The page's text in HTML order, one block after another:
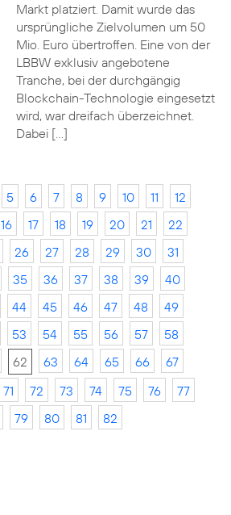
Markt platziert. Damit wurde das
ursprüngliche Zielvolumen um 50
Mio. Euro übertroffen. Eine von der
LBBW exklusiv angebotene
Tranche, bei der durchgängig
Blockchain-Technologie eingesetzt
wird, war dreifach überzeichnet.
Dabei […]
5 6 7 8 9 10 11
12
16 17 18 19 20 21
22
26 27 28 29 30
31
35 36 37 38 39
40
44 45 46 47 48
49
53 54 55 56 57
58
62 63 64 65 66
67
71 72 73 74 75 76
77
79 80 81 82